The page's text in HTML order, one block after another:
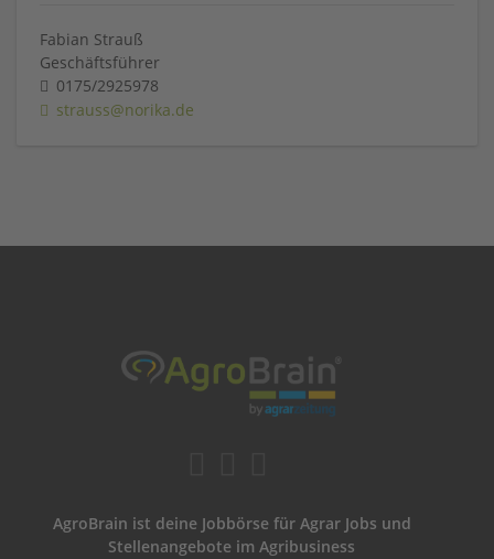
Fabian Strauß
Geschäftsführer
0175/2925978
strauss@norika.de
AgroBrain ist deine Jobbörse für Agrar Jobs und
Stellenangebote im Agribusiness